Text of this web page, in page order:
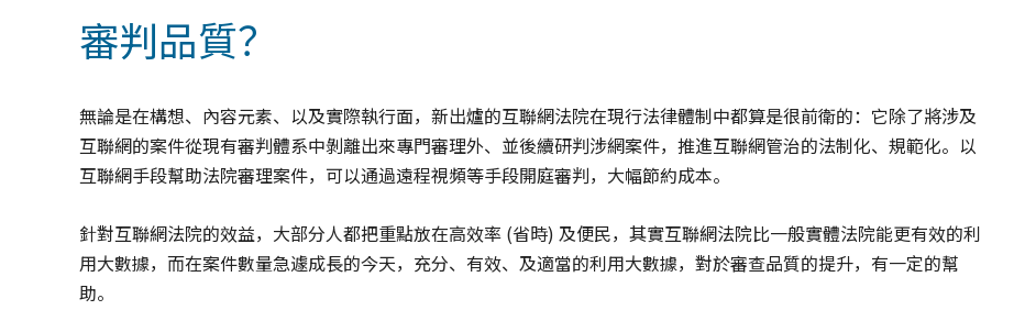
審判品質？
無論是在構想、內容元素、以及實際執行面，新出爐的互聯網法院在現行法律體制中都算是很前衛的：它除了將涉及
互聯網的案件從現有審判體系中剝離出來專門審理外、並後續研判涉網案件，推進互聯網管治的法制化、規範化。以
互聯網手段幫助法院審理案件，可以通過遠程視頻等手段開庭審判，大幅節約成本。
針對互聯網法院的效益，大部分人都把重點放在高效率 (省時) 及便民，其實互聯網法院比一般實體法院能更有效的利
用大數據，而在案件數量急遽成長的今天，充分、有效、及適當的利用大數據，對於審查品質的提升，有一定的幫
助。